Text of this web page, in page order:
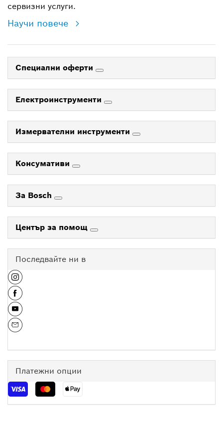
сервизни услуги.
Научи повече
Специални оферти
Електроинструменти
Измервателни инструменти
Консумативи
За Bosch
Център за помощ
Последвайте ни в
Платежни опции